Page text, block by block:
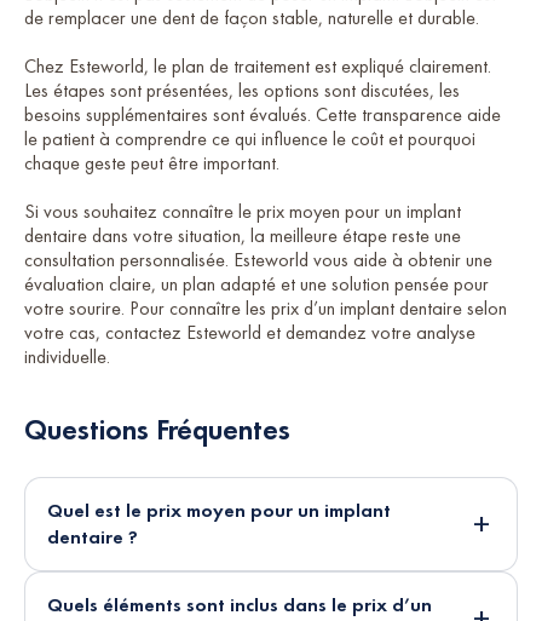
de remplacer une dent de façon stable, naturelle et durable.
Chez Esteworld, le plan de traitement est expliqué clairement.
Les étapes sont présentées, les options sont discutées, les
besoins supplémentaires sont évalués. Cette transparence aide
le patient à comprendre ce qui influence le coût et pourquoi
chaque geste peut être important.
Si vous souhaitez connaître le prix moyen pour un implant
dentaire dans votre situation, la meilleure étape reste une
consultation personnalisée. Esteworld vous aide à obtenir une
évaluation claire, un plan adapté et une solution pensée pour
votre sourire. Pour connaître les prix d’un implant dentaire selon
votre cas, contactez Esteworld et demandez votre analyse
individuelle.
Questions Fréquentes
Quel est le prix moyen pour un implant
dentaire ?
Quels éléments sont inclus dans le prix d’un